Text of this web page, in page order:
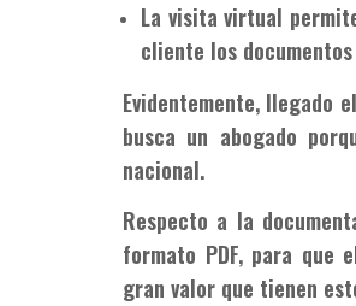
La visita virtual
cliente los
Evidentemente, llegado
busca un abogado
nacional.
Respecto a la
formato PDF, para que
gran valor que tienen